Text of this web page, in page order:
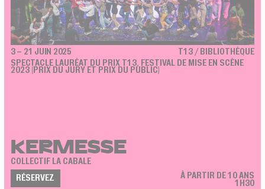
3 – 21 JUIN 2025
SPECTACLE LAURÉAT DU PRIX T13, FESTIVAL DE MISE EN SCÈNE
2023 (PRIX DU JURY ET PRIX DU PUBLIC)
T13 / BIBLIOTHÈQUE
KERMESSE
COLLECTIF LA CABALE
RÉSERVEZ
À PARTIR DE 10 ANS
1H30